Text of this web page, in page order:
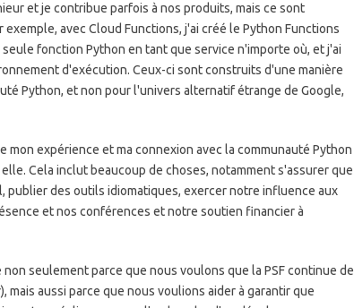
et je contribue parfois à nos produits, mais ce sont
avec Cloud Functions, j'ai créé le Python Functions
fonction Python en tant que service n'importe où, et j'ai
d'exécution. Ceux-ci sont construits d'une manière
Python, et non pour l'univers alternatif étrange de Google,
mon expérience et ma connexion avec la communauté Python
Cela inclut beaucoup de choses, notamment s'assurer que
publier des outils idiomatiques, exercer notre influence aux
et nos conférences et notre soutien financier à
seulement parce que nous voulons que la PSF continue de
aussi parce que nous voulions aider à garantir que